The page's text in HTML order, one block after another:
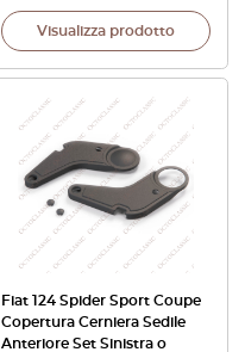
Visualizza prodotto
Fiat 124 Spider Sport Coupe
Copertura Cerniera Sedile
Anteriore Set Sinistra o